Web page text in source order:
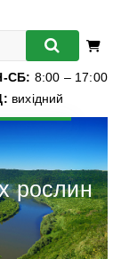
СБ: 8:00 – 17:00
вихідний
рослин